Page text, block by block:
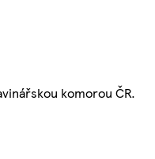
komorou ČR.